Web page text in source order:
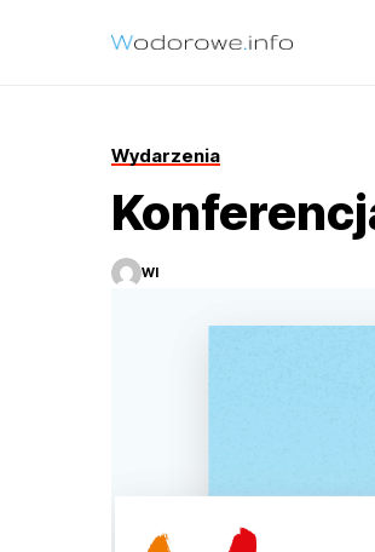
Wydarzenia
WI